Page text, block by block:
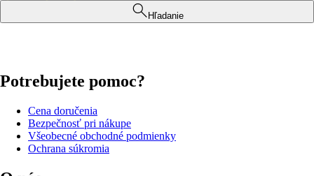
Hľadanie
Potrebujete pomoc?
Cena doručenia
Bezpečnosť pri nákupe
Všeobecné obchodné podmienky
Ochrana súkromia